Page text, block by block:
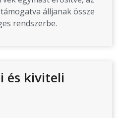
álljanak össze
rendszerbe.
és kiviteli